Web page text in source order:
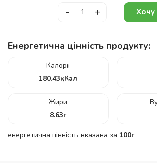
- + Хочу
Енергетична цінність продукту:
Калорії
180.43кКал
Жири
8.63г
енергетична цінність вказана за 100г